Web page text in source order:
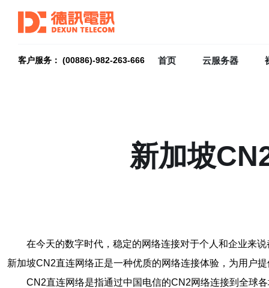
客户服务： (00886)-982-263-666 首页 云服务器
新加坡
在今天的数字时代，稳定的网络连接对于个人和企业来
新加坡CN2直连网络正是一种优质的网络连接体验，为用户
CN2直连网络是指通过中国电信的CN2网络连接到全球